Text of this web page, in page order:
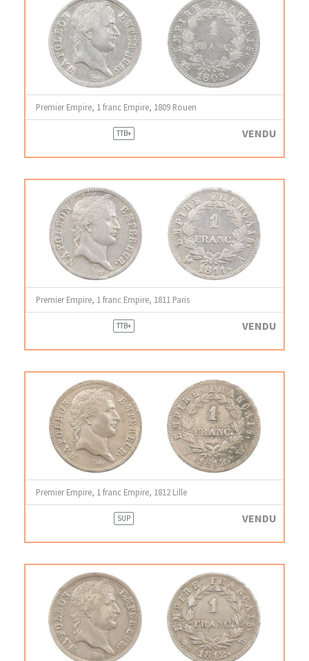
Premier Empire, 1 franc Empire, 1809 Rouen
TTB+ VENDU
Premier Empire, 1 franc Empire, 1811 Paris
TTB+ VENDU
Premier Empire, 1 franc Empire, 1812 Lille
SUP VENDU